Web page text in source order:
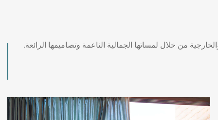
من خلال لمساتها الجمالية الناعمة وتصاميمها الرائعة.